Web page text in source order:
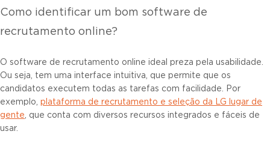
Como identificar um bom software de
recrutamento online?
O software de recrutamento online ideal preza pela usabilidade.
Ou seja, tem uma interface intuitiva, que permite que os
candidatos executem todas as tarefas com facilidade. Por
exemplo, plataforma de recrutamento e seleção da LG lugar de
gente , que conta com diversos recursos integrados e fáceis de
usar.